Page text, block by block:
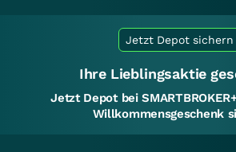
Jetzt Depot sichern
Ihre Lieblingsaktie
Jetzt Depot bei
Willkommensgeschenk